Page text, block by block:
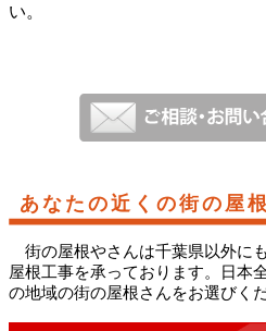
い。
あなたの近くの街の屋
街の屋根やさんは千葉県以外に
屋根工事を承っております。日本
の地域の街の屋根さんをお選びくだ